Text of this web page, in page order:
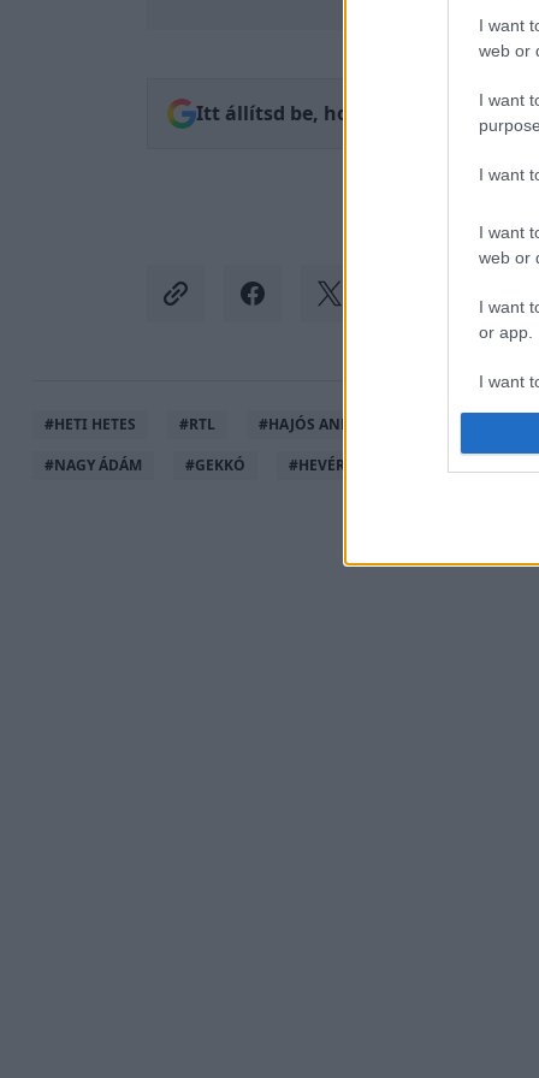
I want
web or
I want
I want
I want
web or
I want
or app.
I want
I want
Itt állítsd be, hogy az RTL.hu az
#HETI HETES #RTL #HAJÓS ANDRÁS
#NAGY ÁDÁM #GEKKÓ #HEVÉR GÁBOR